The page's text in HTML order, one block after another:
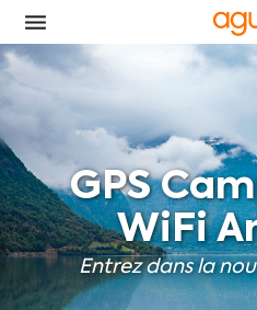
GPS
WiFi
Entrez dans la